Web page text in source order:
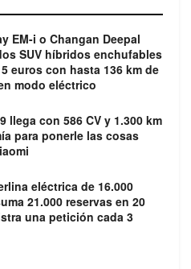
EM-i o Changan Deepal
SUV híbridos enchufables
euros con hasta 136 km de
modo eléctrico
llega con 586 CV y 1.300 km
para ponerle las cosas
eléctrica de 16.000
21.000 reservas en 20
una petición cada 3